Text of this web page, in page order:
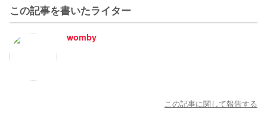
この記事を書いたライター
womby
この記事に関して報告する